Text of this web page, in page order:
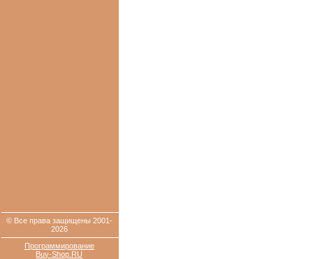
© Все права защищены 2001-
2026
Программирование
Buy-Shop.RU